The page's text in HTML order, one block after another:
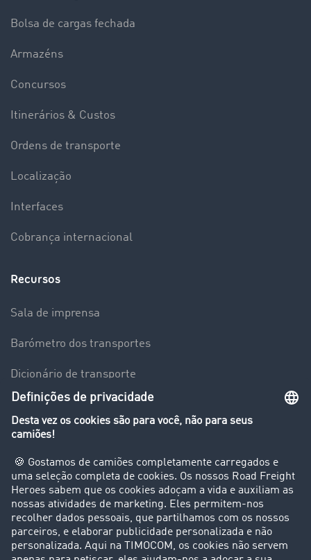
Bolsa de cargas fechada
Armazéns
Concursos
Itinerários & Custos
Ordens de transporte
Localização
Interfaces
Cobrança internacional
Recursos
Sala de imprensa
Barómetro dos transportes
Dicionário de transporte
Visão geral da Bolsa de Cargas
Clientes recomendam clientes
Casos de sucesso
Suporte